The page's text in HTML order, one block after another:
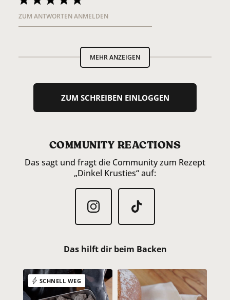
ZUM ANTWORTEN ANMELDEN
MEHR ANZEIGEN
ZUM SCHREIBEN EINLOGGEN
COMMUNITY REACTIONS
Das sagt und fragt die Community zum Rezept
„Dinkel Krusties“ auf:
Das hilft dir beim Backen
SCHNELL WEG